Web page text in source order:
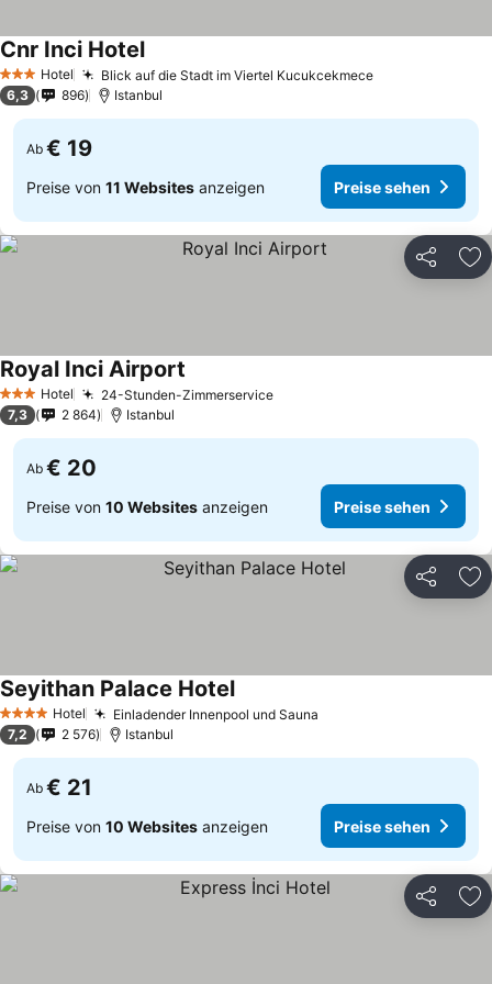
3 SterneHotel Blick auf die Stadt im Viertel Kucukcekmece
Cnr Inci Hotel
6,3 896 Istanbul
Ab € 19
Preise von 11 Websites anzeigen Preise sehen
Teilen
3 SterneHotel 24-Stunden-Zimmerservice
Royal Inci Airport
7,3 2 864 Istanbul
Ab € 20
Preise von 10 Websites anzeigen Preise sehen
Teilen
4 Sterne Hotel Einladender Innenpool und Sauna
Seyithan Palace Hotel
7,2 2 576 Istanbul
Ab € 21
Preise von 10 Websites anzeigen Preise sehen
Teilen